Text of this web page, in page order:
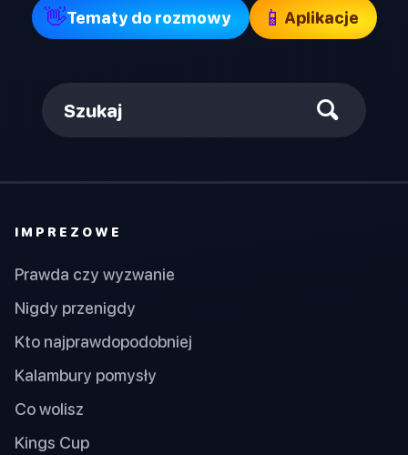
👋Tematy do rozmowy 📱 Aplikacje
Szukaj
IMPREZOWE
Prawda czy wyzwanie
Nigdy przenigdy
Kto najprawdopodobniej
Kalambury pomysły
Co wolisz
Kings Cup